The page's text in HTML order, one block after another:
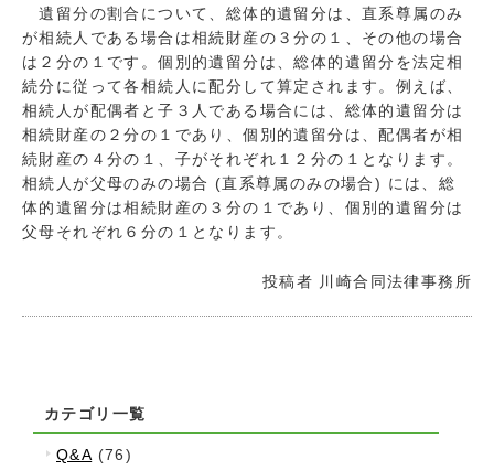
遺留分の割合について、総体的遺留分は、直系尊属のみ
が相続人である場合は相続財産の３分の１、その他の場合
は２分の１です。個別的遺留分は、総体的遺留分を法定相
続分に従って各相続人に配分して算定されます。例えば、
相続人が配偶者と子３人である場合には、総体的遺留分は
相続財産の２分の１であり、個別的遺留分は、配偶者が相
続財産の４分の１、子がそれぞれ１２分の１となります。
相続人が父母のみの場合 (直系尊属のみの場合) には、総
体的遺留分は相続財産の３分の１であり、個別的遺留分は
父母それぞれ６分の１となります。
投稿者 川崎合同法律事務所
カテゴリ一覧
Q&A (76)